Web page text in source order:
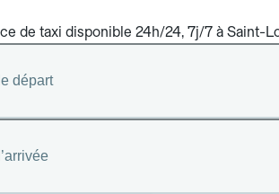
de taxi disponible 24h/24, 7j/7 à Saint-